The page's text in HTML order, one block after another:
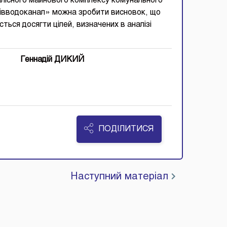
можна зробити висновок, що
досягти цілей, визначених в аналізі
ДИКИЙ
ПОДІЛИТИСЯ
Наступний матеріал